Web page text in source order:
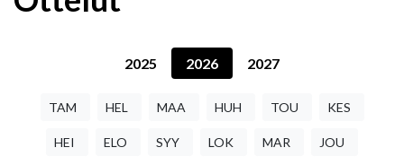
2025 2026 2027
TAM HEL MAA HUH TOU KES
HEI ELO SYY LOK MAR JOU